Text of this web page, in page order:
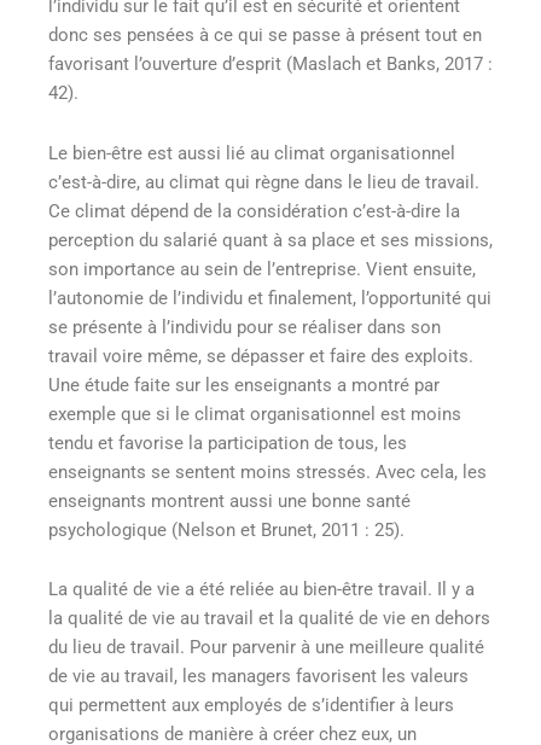
l’individu sur le fait qu’il est en sécurité et orientent
donc ses pensées à ce qui se passe à présent tout en
favorisant l’ouverture d’esprit (Maslach et Banks, 2017 :
42).
Le bien-être est aussi lié au climat organisationnel
c’est-à-dire, au climat qui règne dans le lieu de travail.
Ce climat dépend de la considération c’est-à-dire la
perception du salarié quant à sa place et ses missions,
son importance au sein de l’entreprise. Vient ensuite,
l’autonomie de l’individu et finalement, l’opportunité qui
se présente à l’individu pour se réaliser dans son
travail voire même, se dépasser et faire des exploits.
Une étude faite sur les enseignants a montré par
exemple que si le climat organisationnel est moins
tendu et favorise la participation de tous, les
enseignants se sentent moins stressés. Avec cela, les
enseignants montrent aussi une bonne santé
psychologique (Nelson et Brunet, 2011 : 25).
La qualité de vie a été reliée au bien-être travail. Il y a
la qualité de vie au travail et la qualité de vie en dehors
du lieu de travail. Pour parvenir à une meilleure qualité
de vie au travail, les managers favorisent les valeurs
qui permettent aux employés de s’identifier à leurs
organisations de manière à créer chez eux, un